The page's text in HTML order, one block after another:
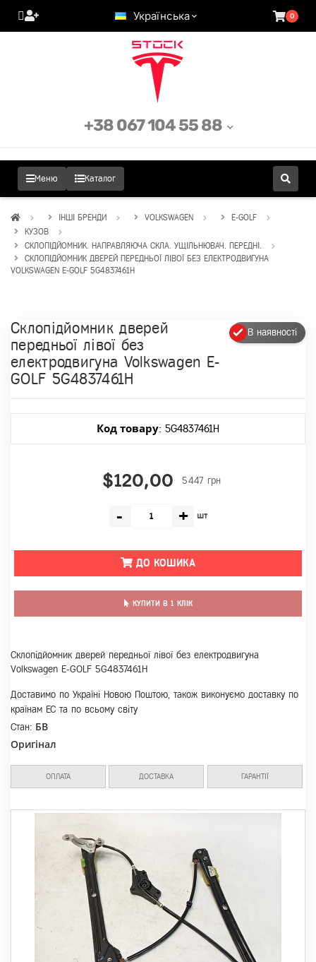
Українська 0
Меню Каталог
+38 067 104 55 88
ІНШІ БРЕНДИ VOLKSWAGEN
E-GOLF
КУЗОВ
СКЛОПІДЙОМНИК. НАПРАВЛЯЮЧА СКЛА. УЩІЛЬНЮВАЧ. ПЕРЕДНІ.
СКЛОПІДЙОМНИК ДВЕРЕЙ ПЕРЕДНЬОЇ ЛІВОЇ БЕЗ ЕЛЕКТРОДВИГУНА
VOLKSWAGEN E-GOLF 5G4837461H
В наявності
Склопідйомник дверей
передньої лівої без
електродвигуна Volkswagen E-
GOLF 5G4837461H
Код товару: 5G4837461H
$120,00 5447 грн
- + шт
ДО КОШИКА
КУПИТИ В 1 КЛІК
Склопідйомник дверей передньої лівої без електродвигуна
Volkswagen E-GOLF 5G4837461H
Доставимо по Україні Новою Поштою, також виконуємо доставку по
країнам ЕС та по всьому світу
Стан: БВ
Оригінал
ОПЛАТА ДОСТАВКА ГАРАНТІЇ